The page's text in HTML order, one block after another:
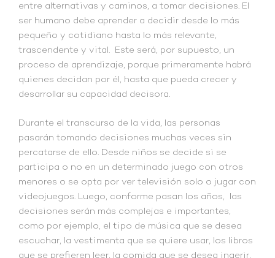
entre alternativas y caminos, a tomar decisiones. El
ser humano debe aprender a decidir desde lo más
pequeño y cotidiano hasta lo más relevante,
trascendente y vital. Este será, por supuesto, un
proceso de aprendizaje, porque primeramente habrá
quienes decidan por él, hasta que pueda crecer y
desarrollar su capacidad decisora.
Durante el transcurso de la vida, las personas
pasarán tomando decisiones muchas veces sin
percatarse de ello. Desde niños se decide si se
participa o no en un determinado juego con otros
menores o se opta por ver televisión solo o jugar con
videojuegos. Luego, conforme pasan los años, las
decisiones serán más complejas e importantes,
como por ejemplo, el tipo de música que se desea
escuchar, la vestimenta que se quiere usar, los libros
que se prefieren leer, la comida que se desea ingerir,